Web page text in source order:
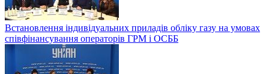
Встановлення індивідуальних приладів обліку газу на умовах
співфінансування операторів ГРМ і ОСББ